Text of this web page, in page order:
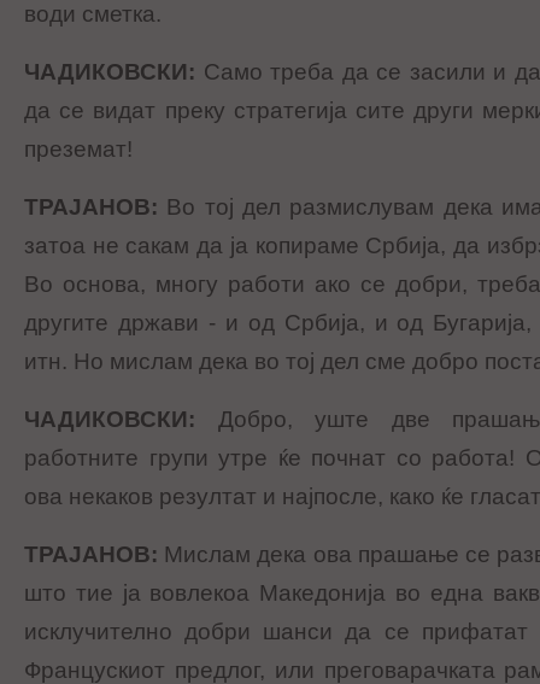
води сметка.
ЧАДИКОВСКИ: Само треба да се засили и
да се видат преку стратегија сите други
преземат!
ТРАЈАНОВ: Во тој дел размислувам дека
затоа не сакам да ја копираме Србија, да
Во основа, многу работи ако се добри,
другите држави - и од Србија, и од
итн. Но мислам дека во тој дел сме добро
ЧАДИКОВСКИ:
Добро, уште две
работните групи утре ќе почнат со работа!
ова некаков резултат и најпосле, како ќе
ТРАЈАНОВ: Мислам дека ова прашање се
што тие ја вовлекоа Македонија во една
исклучително добри шанси да се прифатат
Францускиот предлог, или преговарачката